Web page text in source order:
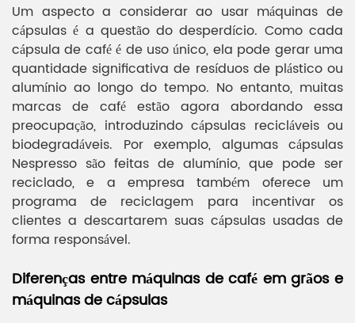
Um aspecto a considerar ao usar máquinas de
cápsulas é a questão do desperdício. Como cada
cápsula de café é de uso único, ela pode gerar uma
quantidade significativa de resíduos de plástico ou
alumínio ao longo do tempo. No entanto, muitas
marcas de café estão agora abordando essa
preocupação, introduzindo cápsulas recicláveis ​​ou
biodegradáveis. Por exemplo, algumas cápsulas
Nespresso são feitas de alumínio, que pode ser
reciclado, e a empresa também oferece um
programa de reciclagem para incentivar os
clientes a descartarem suas cápsulas usadas de
forma responsável.
Diferenças entre máquinas de café em grãos e
máquinas de cápsulas